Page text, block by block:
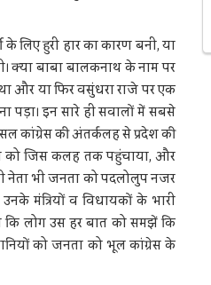
लिए हुरी हार का कारण बनी, या
क्या बाबा बालकनाथ के नाम पर
था और या फिर वसुंधरा राजे पर एक
पड़ा। इन सारे ही सवालों में सबसे
कांग्रेस की अंतर्कलह से प्रदेश की
को जिस कलह तक पहुंचाया, और
नेता भी जनता को पदलोलुप नजर
मंत्रियों व विधायकों के भारी
कि लोग उस हर बात को समझें कि
को जनता को भूल कांग्रेस के